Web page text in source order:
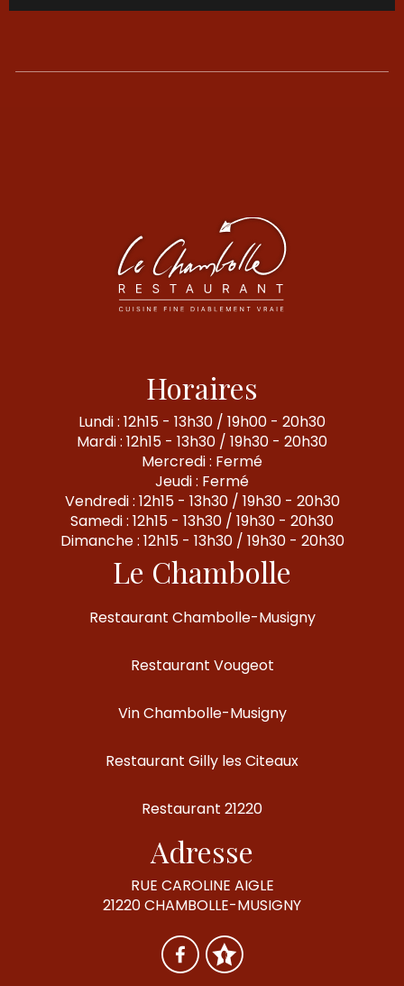
Horaires
Lundi : 12h15 - 13h30 / 19h00 - 20h30
Mardi : 12h15 - 13h30 / 19h30 - 20h30
Mercredi : Fermé
Jeudi : Fermé
Vendredi : 12h15 - 13h30 / 19h30 - 20h30
Samedi : 12h15 - 13h30 / 19h30 - 20h30
Dimanche : 12h15 - 13h30 / 19h30 - 20h30
Le Chambolle
Restaurant Chambolle-Musigny
Restaurant Vougeot
Vin Chambolle-Musigny
Restaurant Gilly les Citeaux
Restaurant 21220
Adresse
RUE CAROLINE AIGLE
21220 CHAMBOLLE-MUSIGNY